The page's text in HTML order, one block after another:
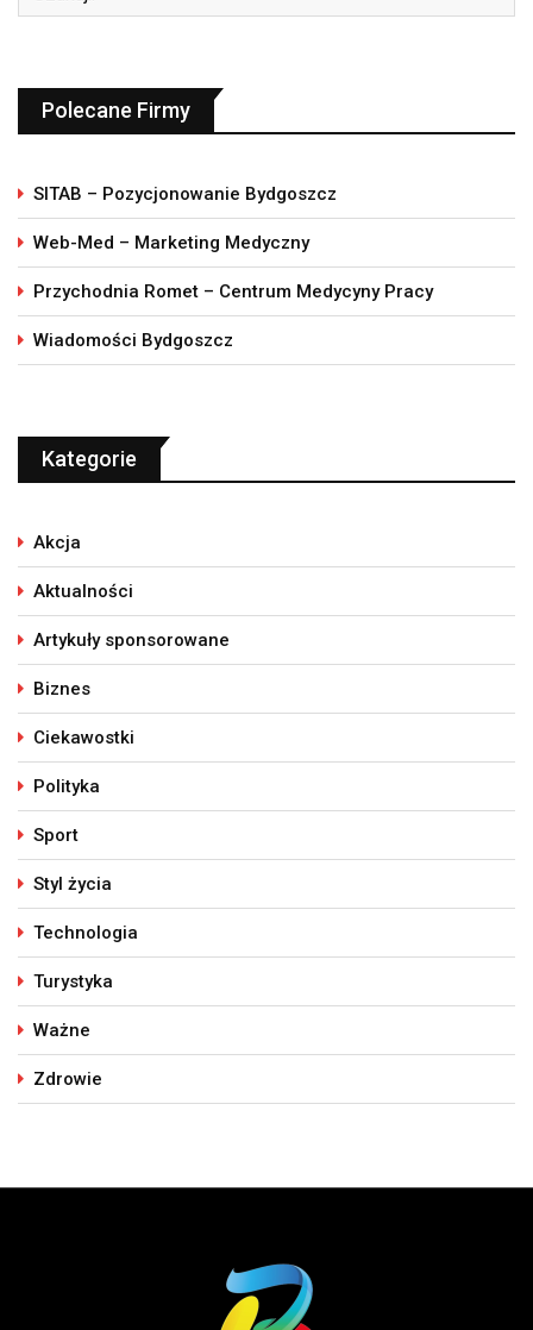
Polecane Firmy
SITAB – Pozycjonowanie Bydgoszcz
Web-Med – Marketing Medyczny
Przychodnia Romet – Centrum Medycyny Pracy
Wiadomości Bydgoszcz
Kategorie
Akcja
Aktualności
Artykuły sponsorowane
Biznes
Ciekawostki
Polityka
Sport
Styl życia
Technologia
Turystyka
Ważne
Zdrowie